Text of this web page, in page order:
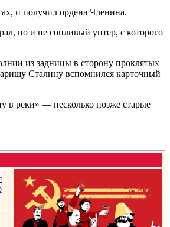
и получил ордена Членина.
но и не сопливый унтер, с которого
из задницы в сторону проклятых
Сталину вспомнился карточный
в реки» — несколько позже старые
·